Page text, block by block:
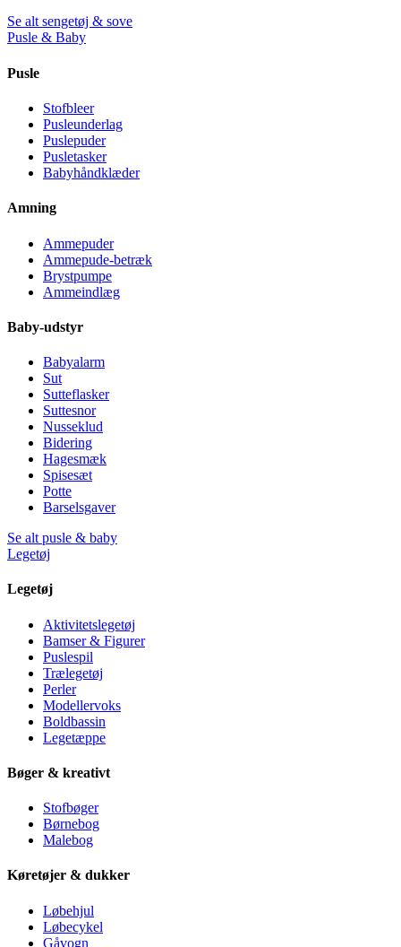
Se alt sengetøj & sove
Pusle & Baby
Pusle
Stofbleer
Pusleunderlag
Puslepuder
Pusletasker
Babyhåndklæder
Amning
Ammepuder
Ammepude-betræk
Brystpumpe
Ammeindlæg
Baby-udstyr
Babyalarm
Sut
Sutteflasker
Suttesnor
Nusseklud
Bidering
Hagesmæk
Spisesæt
Potte
Barselsgaver
Se alt pusle & baby
Legetøj
Legetøj
Aktivitetslegetøj
Bamser & Figurer
Puslespil
Trælegetøj
Perler
Modellervoks
Boldbassin
Legetæppe
Bøger & kreativt
Stofbøger
Børnebog
Malebog
Køretøjer & dukker
Løbehjul
Løbecykel
Gåvogn